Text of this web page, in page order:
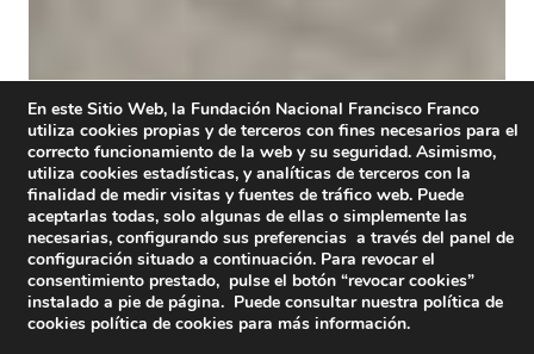
En este Sitio Web, la Fundación Nacional Francisco Franco
utiliza cookies propias y de terceros con fines necesarios para el
correcto funcionamiento de la web y su seguridad. Asimismo,
utiliza cookies estadísticas, y analíticas de terceros con la
finalidad de medir visitas y fuentes de tráfico web. Puede
aceptarlas todas, solo algunas de ellas o simplemente las
necesarias, configurando sus preferencias a través del panel de
configuración situado a continuación. Para revocar el
consentimiento prestado, pulse el botón “revocar cookies”
instalado a pie de página. Puede consultar nuestra política de
cookies política de cookies para más información.